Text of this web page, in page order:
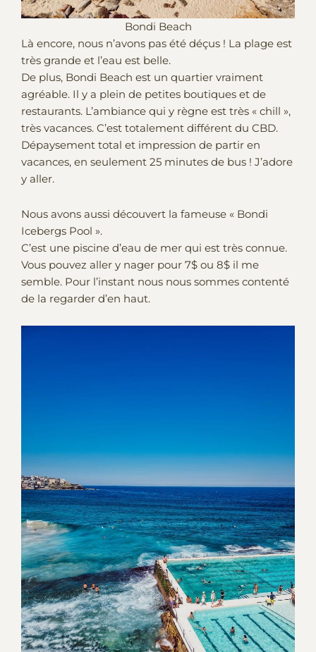
Bondi Beach
Là encore, nous n’avons pas été déçus ! La plage est
très grande et l’eau est belle.
De plus, Bondi Beach est un quartier vraiment
agréable. Il y a plein de petites boutiques et de
restaurants. L’ambiance qui y règne est très « chill »,
très vacances. C’est totalement différent du CBD.
Dépaysement total et impression de partir en
vacances, en seulement 25 minutes de bus ! J’adore
y aller.
Nous avons aussi découvert la fameuse « Bondi
Icebergs Pool ».
C’est une piscine d’eau de mer qui est très connue.
Vous pouvez aller y nager pour 7$ ou 8$ il me
semble. Pour l’instant nous nous sommes contenté
de la regarder d’en haut.